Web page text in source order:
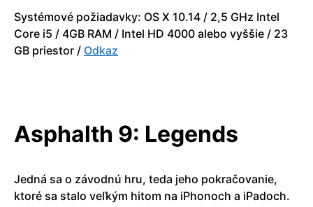
Systémové požiadavky: OS X 10.14 / 2,5 GHz Intel
Core i5 / 4GB RAM / Intel HD 4000 alebo vyššie / 23
GB priestor / Odkaz
Asphalth 9: Legends
Jedná sa o závodnú hru, teda jeho pokračovanie,
ktoré sa stalo veľkým hitom na iPhonoch a iPadoch.